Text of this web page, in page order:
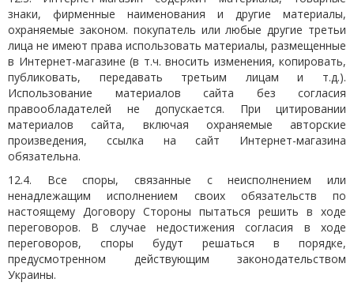
знаки, фирменные наименования и другие материалы,
охраняемые законом. покупатель или любые другие третьи
лица не имеют права использовать материалы, размещенные
в Интернет-магазине (в т.ч. вносить изменения, копировать,
публиковать, передавать третьим лицам и т.д.).
Использование материалов сайта без согласия
правообладателей не допускается. При цитировании
материалов сайта, включая охраняемые авторские
произведения, ссылка на сайт Интернет-магазина
обязательна.
12.4. Все споры, связанные с неисполнением или
ненадлежащим исполнением своих обязательств по
настоящему Договору Стороны пытаться решить в ходе
переговоров. В случае недостижения согласия в ходе
переговоров, споры будут решаться в порядке,
предусмотренном действующим законодательством
Украины.